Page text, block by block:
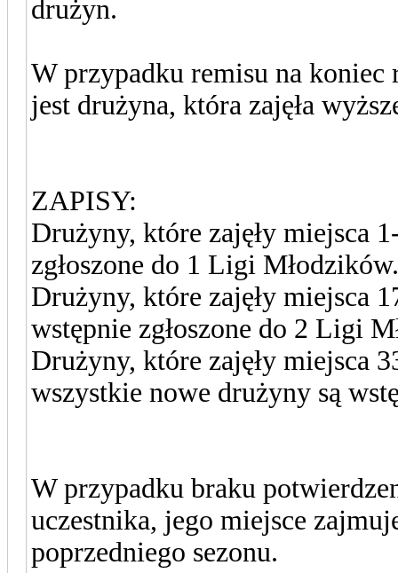
drużyn.
W przypadku remisu na
jest drużyna, która zajęła
ZAPISY:
Drużyny, które zajęły miejsca
zgłoszone do 1 Ligi Młodzików.
Drużyny, które zajęły miejsca
wstępnie zgłoszone do 2 Ligi
Drużyny, które zajęły miejsca
wszystkie nowe drużyny są
W przypadku braku
uczestnika, jego miejsce
poprzedniego sezonu.